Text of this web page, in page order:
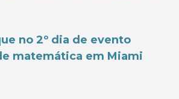
no 2º dia de evento
matemática em Miami